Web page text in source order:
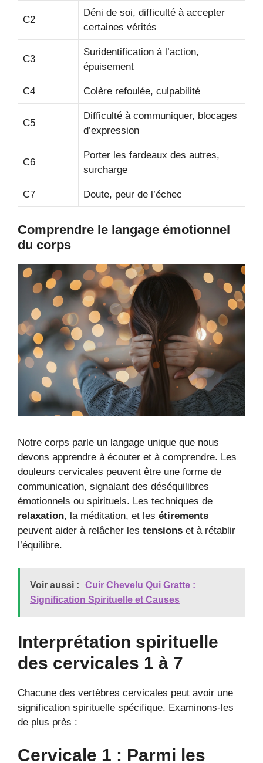
C2
Déni de soi, difficulté à accepter
certaines vérités
C3
Suridentification à l’action,
épuisement
C4 Colère refoulée, culpabilité
C5
Difficulté à communiquer, blocages
d’expression
C6
Porter les fardeaux des autres,
surcharge
C7 Doute, peur de l’échec
Comprendre le langage émotionnel
du corps
Notre corps parle un langage unique que nous
devons apprendre à écouter et à comprendre. Les
douleurs cervicales peuvent être une forme de
communication, signalant des déséquilibres
émotionnels ou spirituels. Les techniques de
relaxation, la méditation, et les étirements
peuvent aider à relâcher les tensions et à rétablir
l’équilibre.
Voir aussi :
Cuir Chevelu Qui Gratte :
Signification Spirituelle et Causes
Interprétation spirituelle
des cervicales 1 à 7
Chacune des vertèbres cervicales peut avoir une
signification spirituelle spécifique. Examinons-les
de plus près :
Cervicale 1 : Parmi les